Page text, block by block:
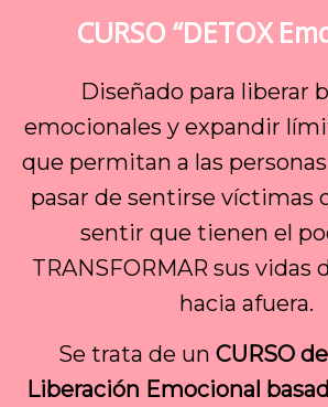
CURSO “DETOX
Diseñado para liberar
emocionales y expandir
que permitan a las
pasar de sentirse víctimas
sentir que tienen el
TRANSFORMAR sus vidas
hacia afuera.
Se trata de un CURSO
Liberación Emocional